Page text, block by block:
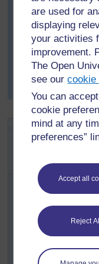
are used for
displaying
your activities
improvement.
The Open
see ourcookie
You can
cookie
mind at any
preferences”
Accept all
Reject All
l’exposition
reviennent avec
médias (presse,
pays, sur le
L’exposition avec
et entraîne des
plus important, les
concernés.
Activité 2:
positif avec
compost
Lire la Ressource
explique comment
Dites à vos élèves
ils feront quelque
compost.
Tout d’abord, ils